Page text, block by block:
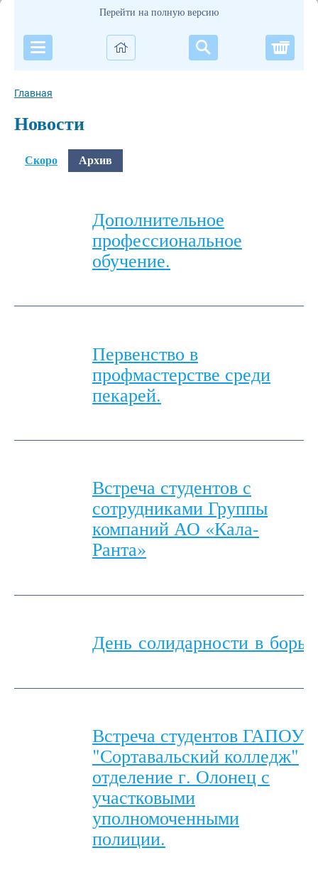
Перейти на полную версию
Главная
Новости
Скоро Архив
Дополнительное
профессиональное
обучение.
Первенство в
профмастерстве среди
пекарей.
Встреча студентов с
сотрудниками Группы
компаний АО «Кала-
Ранта»
День солидарности в
Встреча студентов ГАПОУ
"Сортавальский колледж"
отделение г. Олонец с
участковыми
уполномоченными
полиции.